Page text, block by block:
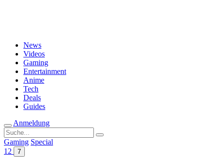
News
Videos
Gaming
Entertainment
Anime
Tech
Deals
Guides
Anmeldung
Suche
nach:
Gaming Special
12
7